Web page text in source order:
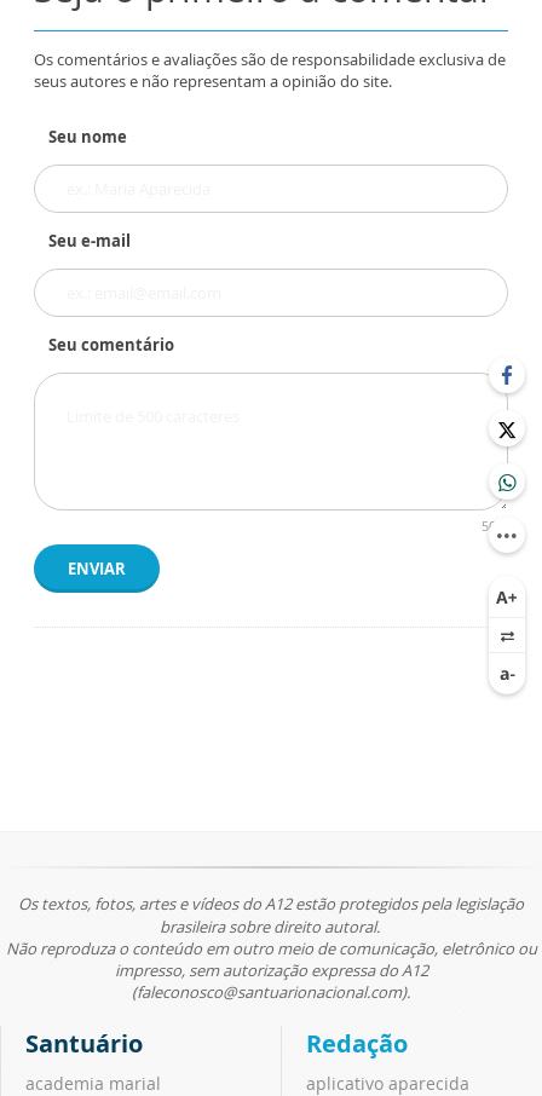
Os comentários e avaliações são de responsabilidade exclusiva de
seus autores e não representam a opinião do site.
Seu nome
Seu e-mail
Seu comentário
500
ENVIAR
Os textos, fotos, artes e vídeos do A12 estão protegidos pela legislação
brasileira sobre direito autoral.
Não reproduza o conteúdo em outro meio de comunicação, eletrônico ou
impresso, sem autorização expressa do A12
(faleconosco@santuarionacional.com).
Santuário
academia marial
Redação
aplicativo aparecida